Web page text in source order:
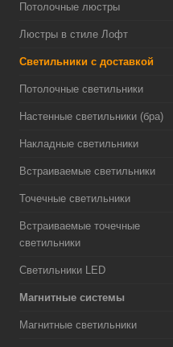
Потолочные люстры
Люстры в стиле Лофт
Светильники с доставкой
Потолочные светильники
Настенные светильники (бра)
Накладные светильники
Встраиваемые светильники
Точечные светильники
Встраиваемые точечные
светильники
Светильники LED
Магнитные системы
Магнитные светильники